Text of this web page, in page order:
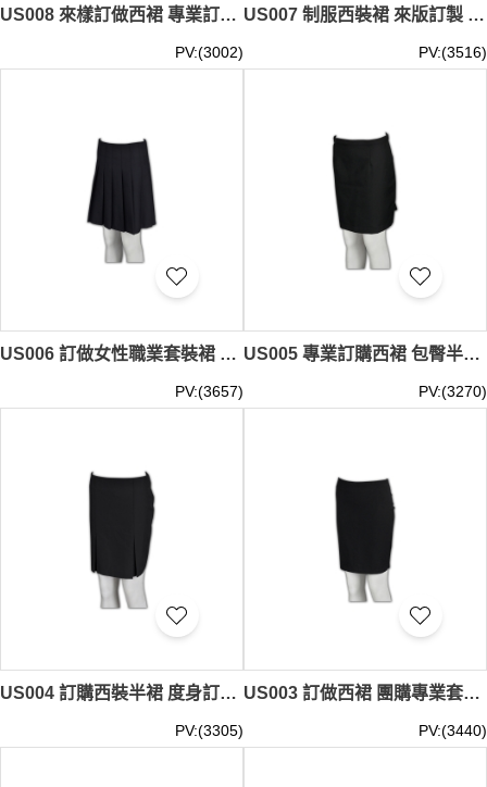
US008 來樣訂做西裙 專業訂做女士職業西裙 澳門 設計女西裙製造商 高腰
PV:(3002)
US007 制服西裝裙 來版訂製 及膝西服半裙 西裝裙造型設計 西裝裙製造商
PV:(3516)
US006 訂做女性職業套裝裙 百折半裙款式選擇 團體訂購 百褶裙 西裝裙專門店
PV:(3657)
US005 專業訂購西裙 包臀半裙款式設計 半裙網上團購 套裝裙專門店 公司
PV:(3270)
US004 訂購西裝半裙 度身訂製團褶式半裙 定制西裙 供應商批發
PV:(3305)
US003 訂做西裙 團購專業套裝裙 修身半裙款式 網上訂購西裝裙 西裝裙專門店
PV:(3440)